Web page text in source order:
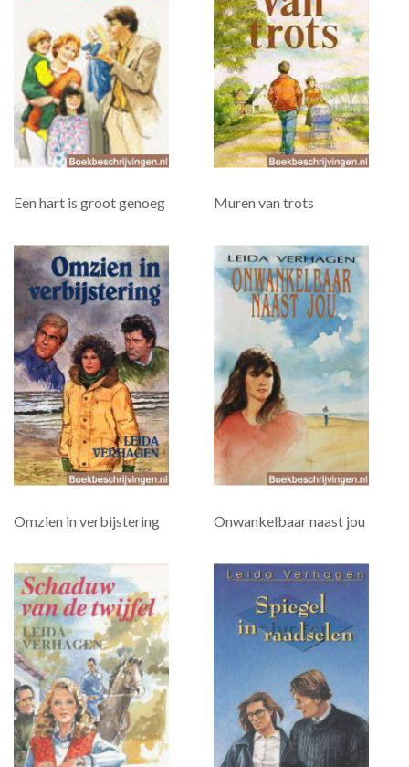
Een hart is groot genoeg Muren van trots
Omzien in verbijstering Onwankelbaar naast jou